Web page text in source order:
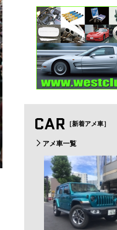
CAR ［新着アメ車］
アメ車一覧